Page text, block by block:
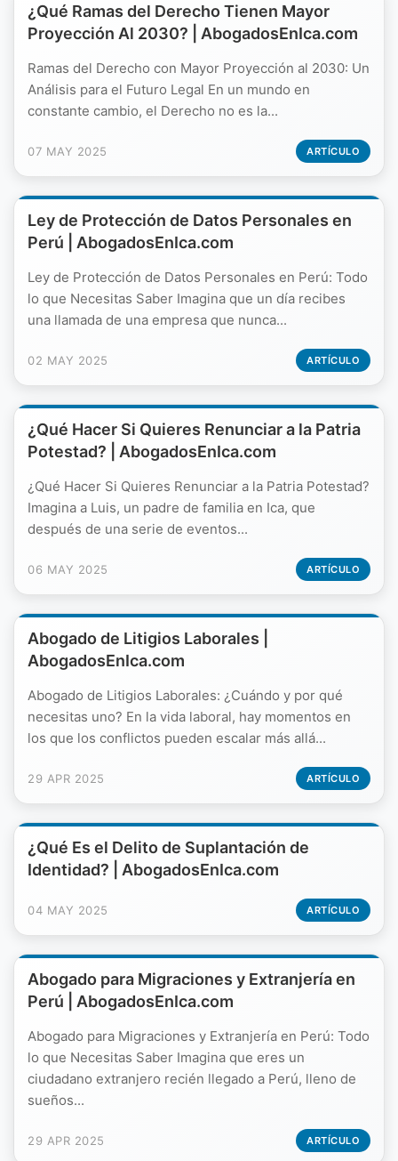
¿Qué Ramas del Derecho Tienen Mayor
Proyección Al 2030? | AbogadosEnIca.com
Ramas del Derecho con Mayor Proyección al 2030: Un
Análisis para el Futuro Legal En un mundo en
constante cambio, el Derecho no es la...
07 MAY 2025 ARTÍCULO
Ley de Protección de Datos Personales en
Perú | AbogadosEnIca.com
Ley de Protección de Datos Personales en Perú: Todo
lo que Necesitas Saber Imagina que un día recibes
una llamada de una empresa que nunca...
02 MAY 2025 ARTÍCULO
¿Qué Hacer Si Quieres Renunciar a la Patria
Potestad? | AbogadosEnIca.com
¿Qué Hacer Si Quieres Renunciar a la Patria Potestad?
Imagina a Luis, un padre de familia en Ica, que
después de una serie de eventos...
06 MAY 2025 ARTÍCULO
Abogado de Litigios Laborales |
AbogadosEnIca.com
Abogado de Litigios Laborales: ¿Cuándo y por qué
necesitas uno? En la vida laboral, hay momentos en
los que los conflictos pueden escalar más allá...
29 APR 2025 ARTÍCULO
¿Qué Es el Delito de Suplantación de
Identidad? | AbogadosEnIca.com
04 MAY 2025 ARTÍCULO
Abogado para Migraciones y Extranjería en
Perú | AbogadosEnIca.com
Abogado para Migraciones y Extranjería en Perú: Todo
lo que Necesitas Saber Imagina que eres un
ciudadano extranjero recién llegado a Perú, lleno de
sueños...
29 APR 2025 ARTÍCULO